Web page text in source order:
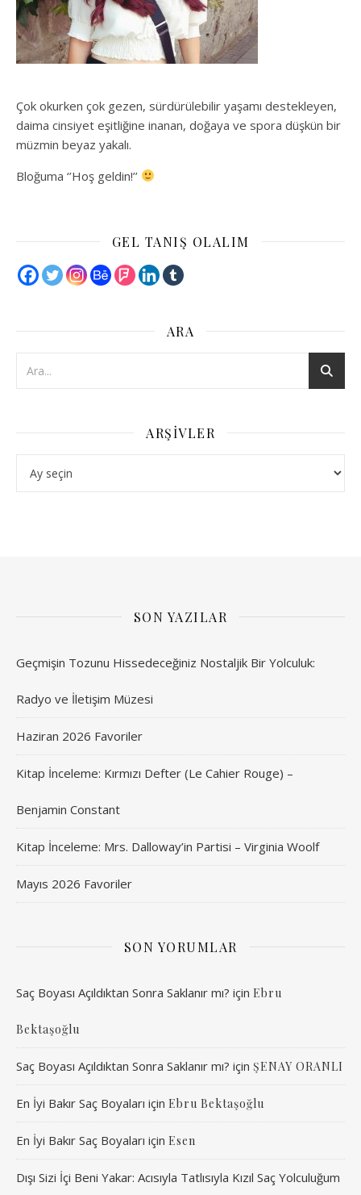
Çok okurken çok gezen, sürdürülebilir yaşamı destekleyen,
daima cinsiyet eşitliğine inanan, doğaya ve spora düşkün bir
müzmin beyaz yakalı.
Bloğuma ‘’Hoş geldin!’’
GEL TANIŞ OLALIM
ARA
ARŞIVLER
SON YAZILAR
Geçmişin Tozunu Hissedeceğiniz Nostaljik Bir Yolculuk:
Radyo ve İletişim Müzesi
Haziran 2026 Favoriler
Kitap İnceleme: Kırmızı Defter (Le Cahier Rouge) –
Benjamin Constant
Kitap İnceleme: Mrs. Dalloway’in Partisi – Virginia Woolf
Mayıs 2026 Favoriler
SON YORUMLAR
Saç Boyası Açıldıktan Sonra Saklanır mı? için Ebru
Bektaşoğlu
Saç Boyası Açıldıktan Sonra Saklanır mı? için ŞENAY ORANLI
En İyi Bakır Saç Boyaları için Ebru Bektaşoğlu
En İyi Bakır Saç Boyaları için Esen
Dışı Sizi İçi Beni Yakar: Acısıyla Tatlısıyla Kızıl Saç Yolculuğum